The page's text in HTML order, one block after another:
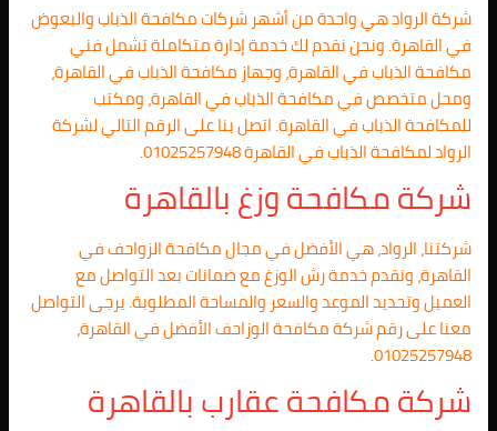
شركة الرواد هي واحدة من أشهر شركات مكافحة الذباب والبعوض
في القاهرة. ونحن نقدم لك خدمة إدارة متكاملة تشمل فني
مكافحة الذباب في القاهرة، وجهاز مكافحة الذباب في القاهرة،
ومحل متخصص في مكافحة الذباب في القاهرة، ومكتب
للمكافحة الذباب في القاهرة. اتصل بنا على الرقم التالي لشركة
الرواد لمكافحة الذباب في القاهرة 01025257948.
شركة مكافحة وزغ بالقاهرة
شركتنا، الرواد، هي الأفضل في مجال مكافحة الزواحف في
القاهرة، ونقدم خدمة رش الوزغ مع ضمانات بعد التواصل مع
العميل وتحديد الموعد والسعر والمساحة المطلوبة. يرجى التواصل
معنا على رقم شركة مكافحة الوزاحف الأفضل في القاهرة،
01025257948.
شركة مكافحة عقارب بالقاهرة